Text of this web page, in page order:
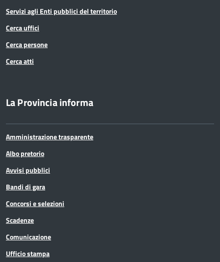
Servizi agli Enti pubblici del territorio
Cerca uffici
Cerca persone
Cerca atti
La Provincia informa
Amministrazione trasparente
Albo pretorio
Avvisi pubblici
Bandi di gara
Concorsi e selezioni
Scadenze
Comunicazione
Ufficio stampa